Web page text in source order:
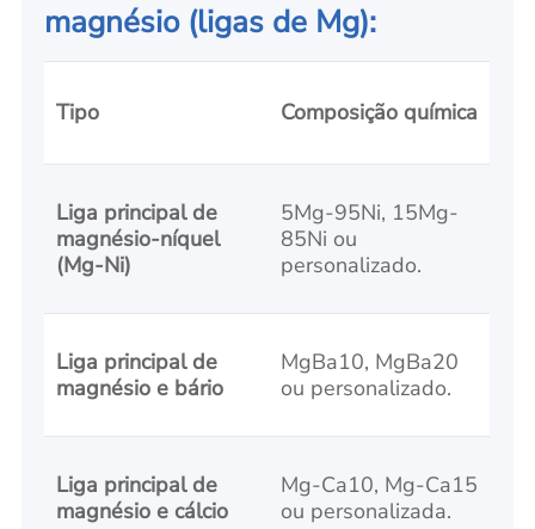
magnésio (ligas de Mg):
Tipo Composição química
Liga principal de
magnésio-níquel
(Mg-Ni)
5Mg-95Ni, 15Mg-
85Ni ou
personalizado.
Liga principal de
magnésio e bário
MgBa10, MgBa20
ou personalizado.
Liga principal de
magnésio e cálcio
Mg-Ca10, Mg-Ca15
ou personalizada.